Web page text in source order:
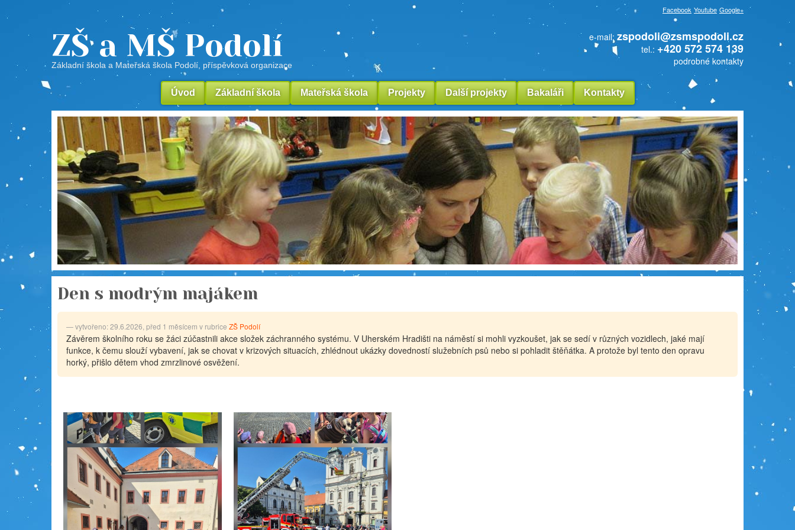
Facebook Youtube Google+
ZŠ a MŠ Podolí
Základní škola a Mateřská škola Podolí, příspěvková organizace
e-mail:zspodoli@zsmspodoli.cz
tel.: +420 572 574 139
podrobné kontakty
Úvod Základní škola Mateřská škola Projekty Další projekty Bakaláři Kontakty
Den s modrým majákem
vytvořeno: 29.6.2026, před 1 měsícem v rubrice ZŠ Podolí
Závěrem školního roku se žáci zúčastnili akce složek záchranného systému. V Uherském Hradišti na náměstí si mohli vyzkoušet, jak se sedí v různých vozidlech, jaké mají
funkce, k čemu slouží vybavení, jak se chovat v krizových situacích, zhlédnout ukázky dovedností služebních psů nebo si pohladit štěňátka. A protože byl tento den opravu
horký, přišlo dětem vhod zmrzlinové osvěžení.